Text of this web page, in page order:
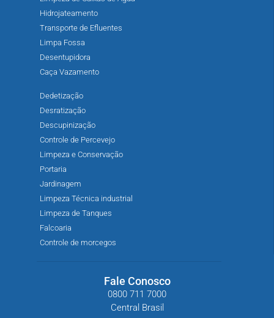
Hidrojateamento
Transporte de Efluentes
Limpa Fossa
Desentupidora
Caça Vazamento
Dedetização
Desratização
Descupinização
Controle de Percevejo
Limpeza e Conservação
Portaria
Jardinagem
Limpeza Técnica industrial
Limpeza de Tanques
Falcoaria
Controle de morcegos
Fale Conosco
0800 711 7000
Central Brasil